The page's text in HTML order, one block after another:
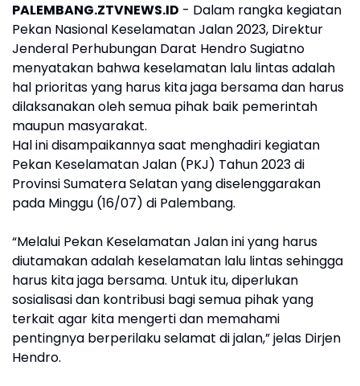
PALEMBANG.ZTVNEWS.ID - Dalam rangka kegiatan
Pekan Nasional Keselamatan Jalan 2023, Direktur
Jenderal Perhubungan Darat Hendro Sugiatno
menyatakan bahwa keselamatan lalu lintas adalah
hal prioritas yang harus kita jaga bersama dan harus
dilaksanakan oleh semua pihak baik pemerintah
maupun masyarakat.
Hal ini disampaikannya saat menghadiri kegiatan
Pekan Keselamatan Jalan (PKJ) Tahun 2023 di
Provinsi Sumatera Selatan yang diselenggarakan
pada Minggu (16/07) di Palembang.
“Melalui Pekan Keselamatan Jalan ini yang harus
diutamakan adalah keselamatan lalu lintas sehingga
harus kita jaga bersama. Untuk itu, diperlukan
sosialisasi dan kontribusi bagi semua pihak yang
terkait agar kita mengerti dan memahami
pentingnya berperilaku selamat di jalan,” jelas Dirjen
Hendro.